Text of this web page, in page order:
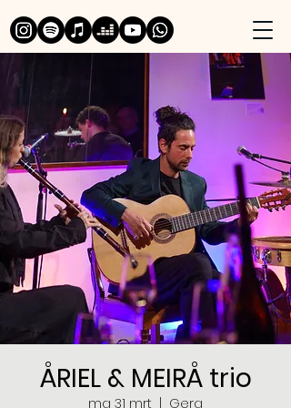
ÅRIEL & MEIRÅ trio
ma 31 mrt Gera